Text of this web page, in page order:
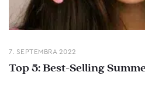
7. SEPTEMBRA 2022
Top 5: Best-Selling